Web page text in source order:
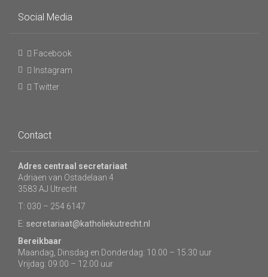
Social Media
Facebook
Instagram
Twitter
Contact
Adres centraal secretariaat
Adriaen van Ostadelaan 4
3583 AJ Utrecht
T: 030 – 254 6147
E: secretariaat@katholiekutrecht.nl
Bereikbaar
Maandag, Dinsdag en Donderdag: 10.00 – 15.30 uur
Vrijdag: 09.00 – 12.00 uur